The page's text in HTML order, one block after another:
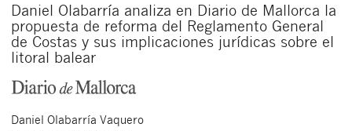
Daniel Olabarría analiza en Diario de Mallorca la
propuesta de reforma del Reglamento General
de Costas y sus implicaciones jurídicas sobre el
litoral balear
Daniel Olabarría Vaquero